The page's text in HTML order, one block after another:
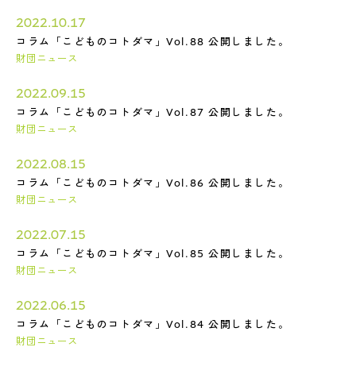
2022.10.17
コラム「こどものコトダマ」Vol.88 公開しました。
財団ニュース
2022.09.15
コラム「こどものコトダマ」Vol.87 公開しました。
財団ニュース
2022.08.15
コラム「こどものコトダマ」Vol.86 公開しました。
財団ニュース
2022.07.15
コラム「こどものコトダマ」Vol.85 公開しました。
財団ニュース
2022.06.15
コラム「こどものコトダマ」Vol.84 公開しました。
財団ニュース